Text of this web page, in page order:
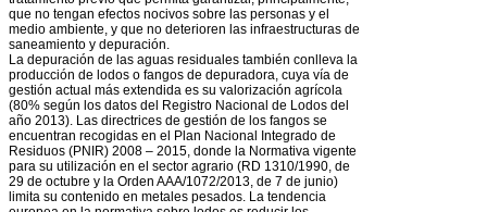
que no tengan efectos nocivos sobre las personas y el
medio ambiente, y que no deterioren las infraestructuras de
saneamiento y depuración.
La depuración de las aguas residuales también conlleva la
producción de lodos o fangos de depuradora, cuya vía de
gestión actual más extendida es su valorización agrícola
(80% según los datos del Registro Nacional de Lodos del
año 2013). Las directrices de gestión de los fangos se
encuentran recogidas en el Plan Nacional Integrado de
Residuos (PNIR) 2008 – 2015, donde la Normativa vigente
para su utilización en el sector agrario (RD 1310/1990, de
29 de octubre y la Orden AAA/1072/2013, de 7 de junio)
limita su contenido en metales pesados. La tendencia